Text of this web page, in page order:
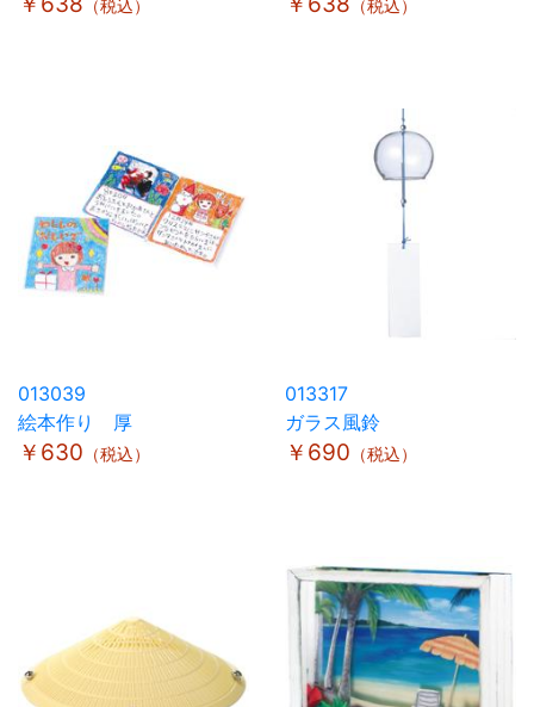
（税込） （税込）
013039
絵本作り 厚
￥630 （税込）
013317
ガラス風鈴
￥690 （税込）